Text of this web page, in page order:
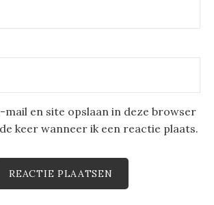
mail en site opslaan in deze browser
keer wanneer ik een reactie plaats.